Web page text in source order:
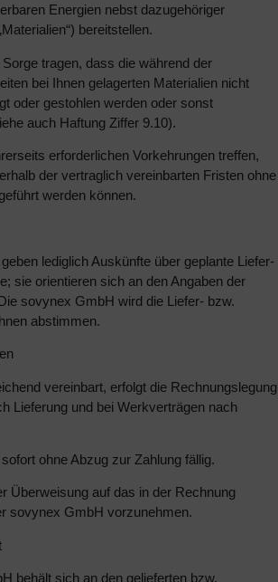
Energien nebst dazugehöriger
bereitstellen.
tragen, dass die während der
bei Ihnen gelagerten Materialien nicht
oder gestohlen werden oder sonst
auch Haftung Ziffer 9.10).
erforderlichen Vorkehrungen treffen,
der vertraglich vereinbarten Fristen ohne
werden können.
lediglich Auskünfte über geplante Liefer-
sie orientieren sich an den Angaben der
sovynex GmbH wird die Liefer- bzw.
abstimmen.
vereinbart, erfolgt die Rechnungslegung
Lieferung und bei Werkverträgen nach
ohne Abzug zur Zahlung fällig.
Überweisung auf das in der Rechnung
sovynex GmbH vorzunehmen.
behält sich an den gelieferten bzw.